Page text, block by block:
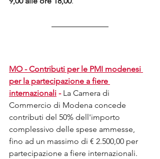
MO - Contributi per le PMI modenesi
per la partecipazione a fiere
internazionali - La Camera di
Commercio di Modena concede
contributi del 50% dell'importo
complessivo delle spese ammesse,
fino ad un massimo di € 2.500,00 per
partecipazione a fiere internazionali.